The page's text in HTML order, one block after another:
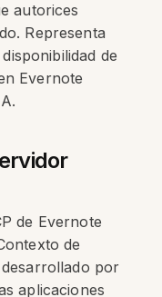
autorices
Representa
de
Evernote
de Evernote
de
por
aplicaciones